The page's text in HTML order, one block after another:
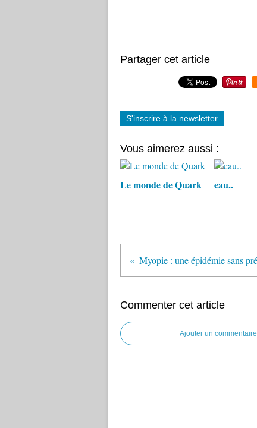
Partager cet article
S'inscrire à la newsletter
Vous aimerez aussi :
Le monde de Quark
eau..
Commenter cet article
Ajouter un commentaire